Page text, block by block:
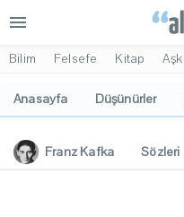
menu
Bilim Felsefe Kitap Aşk
Anasayfa Düşünürler
Franz Kafka Sözleri